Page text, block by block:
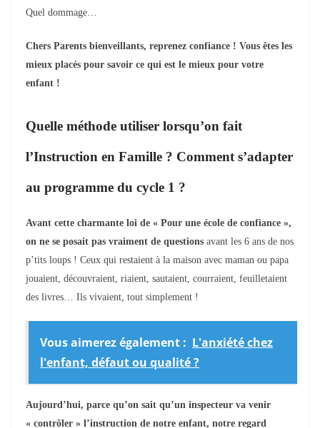
Quel dommage…
Chers Parents bienveillants, reprenez confiance ! Vous êtes les
mieux placés pour savoir ce qui est le mieux pour votre
enfant !
Quelle méthode utiliser lorsqu’on fait
l’Instruction en Famille ? Comment s’adapter
au programme du cycle 1 ?
Avant cette charmante loi de « Pour une école de confiance »,
on ne se posait pas vraiment de questions avant les 6 ans de nos
p’tits loups ! Ceux qui restaient à la maison avec maman ou papa
jouaient, découvraient, riaient, sautaient, courraient, feuilletaient
des livres… Ils vivaient, tout simplement !
Vous aimerez également : L'anxiété chez
l'enfant, défaut ou qualité ?
Aujourd’hui, parce qu’on sait qu’un inspecteur va venir
« contrôler » l’instruction de notre enfant, notre regard